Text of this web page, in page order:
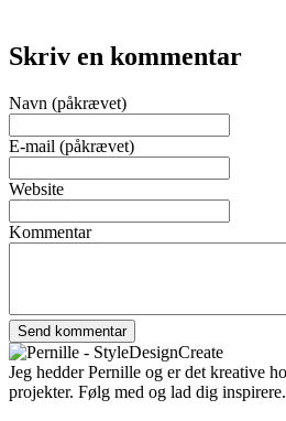
Skriv en kommentar
Navn (påkrævet)
E-mail (påkrævet)
Website
Kommentar
Jeg hedder Pernille og er det kreative
projekter. Følg med og lad dig inspirere.